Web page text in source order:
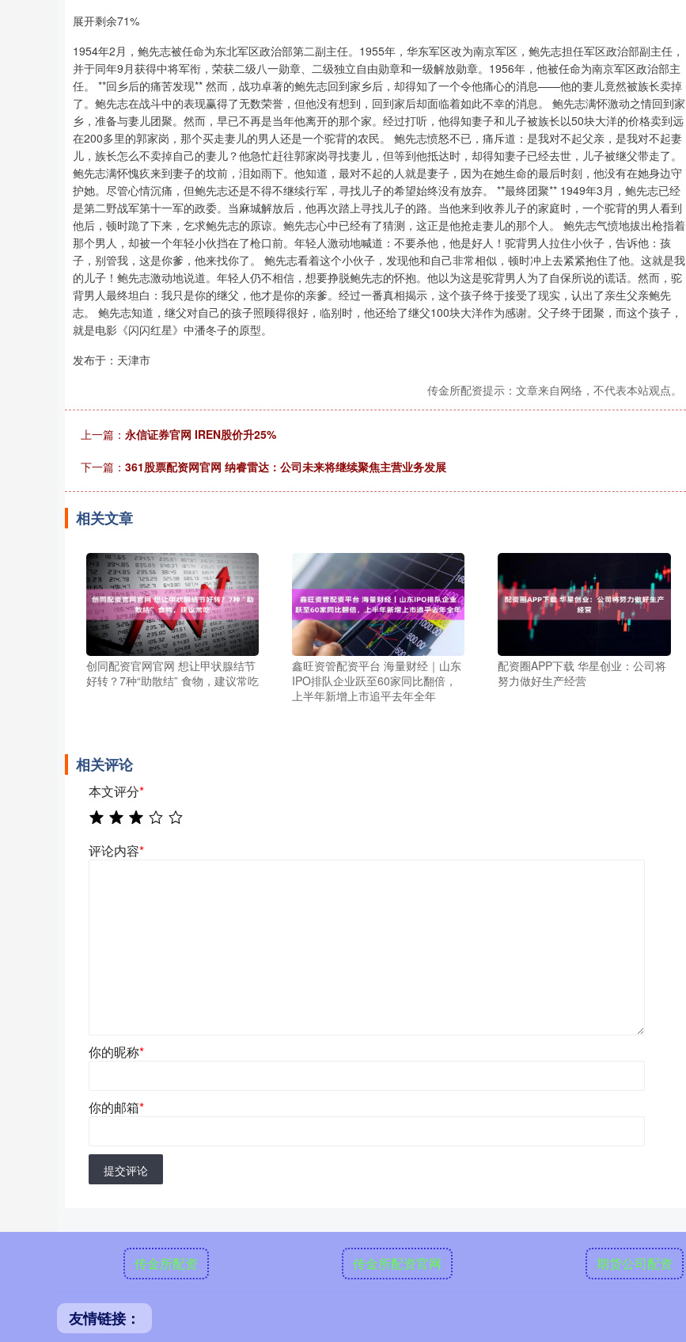
展开剩余71%
1954年2月，鲍先志被任命为东北军区政治部第二副主任。1955年，华东军区改为南京军区，鲍先志担任军区政治部副主任，
并于同年9月获得中将军衔，荣获二级八一勋章、二级独立自由勋章和一级解放勋章。1956年，他被任命为南京军区政治部主
任。 **回乡后的痛苦发现** 然而，战功卓著的鲍先志回到家乡后，却得知了一个令他痛心的消息——他的妻儿竟然被族长卖掉
了。鲍先志在战斗中的表现赢得了无数荣誉，但他没有想到，回到家后却面临着如此不幸的消息。 鲍先志满怀激动之情回到家
乡，准备与妻儿团聚。然而，早已不再是当年他离开的那个家。经过打听，他得知妻子和儿子被族长以50块大洋的价格卖到远
在200多里的郭家岗，那个买走妻儿的男人还是一个驼背的农民。 鲍先志愤怒不已，痛斥道：是我对不起父亲，是我对不起妻
儿，族长怎么不卖掉自己的妻儿？他急忙赶往郭家岗寻找妻儿，但等到他抵达时，却得知妻子已经去世，儿子被继父带走了。
鲍先志满怀愧疚来到妻子的坟前，泪如雨下。他知道，最对不起的人就是妻子，因为在她生命的最后时刻，他没有在她身边守
护她。尽管心情沉痛，但鲍先志还是不得不继续行军，寻找儿子的希望始终没有放弃。 **最终团聚** 1949年3月，鲍先志已经
是第二野战军第十一军的政委。当麻城解放后，他再次踏上寻找儿子的路。当他来到收养儿子的家庭时，一个驼背的男人看到
他后，顿时跪了下来，乞求鲍先志的原谅。鲍先志心中已经有了猜测，这正是他抢走妻儿的那个人。 鲍先志气愤地拔出枪指着
那个男人，却被一个年轻小伙挡在了枪口前。年轻人激动地喊道：不要杀他，他是好人！驼背男人拉住小伙子，告诉他：孩
子，别管我，这是你爹，他来找你了。 鲍先志看着这个小伙子，发现他和自己非常相似，顿时冲上去紧紧抱住了他。这就是我
的儿子！鲍先志激动地说道。年轻人仍不相信，想要挣脱鲍先志的怀抱。他以为这是驼背男人为了自保所说的谎话。然而，驼
背男人最终坦白：我只是你的继父，他才是你的亲爹。经过一番真相揭示，这个孩子终于接受了现实，认出了亲生父亲鲍先
志。 鲍先志知道，继父对自己的孩子照顾得很好，临别时，他还给了继父100块大洋作为感谢。父子终于团聚，而这个孩子，
就是电影《闪闪红星》中潘冬子的原型。
发布于：天津市
传金所配资提示：文章来自网络，不代表本站观点。
上一篇： 永信证券官网 IREN股价升25%
下一篇： 361股票配资网官网 纳睿雷达：公司未来将继续聚焦主营业务发展
相关文章
创同配资官网官网 想让甲状腺结节
好转？7种“助散结” 食物，建议常吃
鑫旺资管配资平台 海量财经｜山东
IPO排队企业跃至60家同比翻倍，
上半年新增上市追平去年全年
配资圈APP下载 华星创业：公司将
努力做好生产经营
相关评论
本文评分*
评论内容*
你的昵称*
你的邮箱*
提交评论
传金所配资 传金所配资官网 期货公司配资
友情链接：